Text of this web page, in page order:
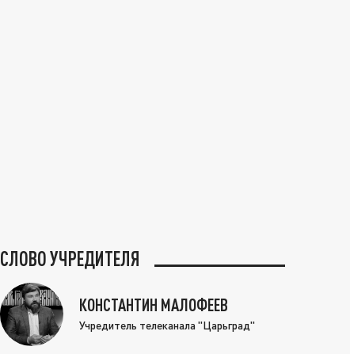
СЛОВО УЧРЕДИТЕЛЯ
КОНСТАНТИН МАЛОФЕЕВ
Учредитель телеканала "Царьград"